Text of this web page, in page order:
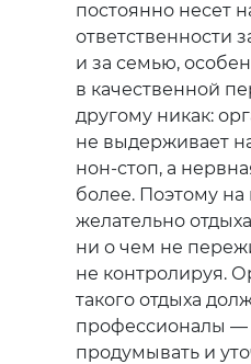
постоянно несет
ответственности
и за семью,
в качественной
другому никак:
не выдерживает
нон-стоп, а
более. Поэтому на
желательно
ни о чем не
не контролируя.
такого отдыха
профессионалы —
продумывать и